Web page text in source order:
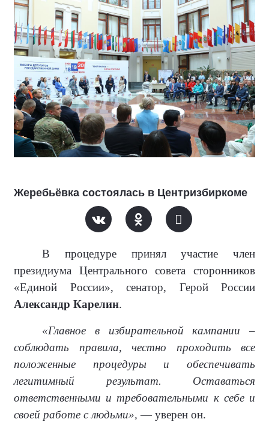
Жеребьёвка состоялась в Центризбиркоме
В процедуре принял участие член
президиума Центрального совета сторонников
«Единой России», сенатор, Герой России
Александр Карелин.
«Главное в избирательной кампании –
соблюдать правила, честно проходить все
положенные процедуры и обеспечивать
легитимный результат. Оставаться
ответственными и требовательными к себе и
своей работе с людьми», — уверен он.